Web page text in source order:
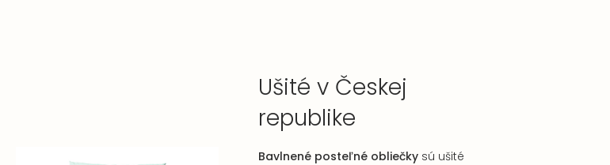
Ušité v Českej
republike
Bavlnené posteľné obliečky sú ušité